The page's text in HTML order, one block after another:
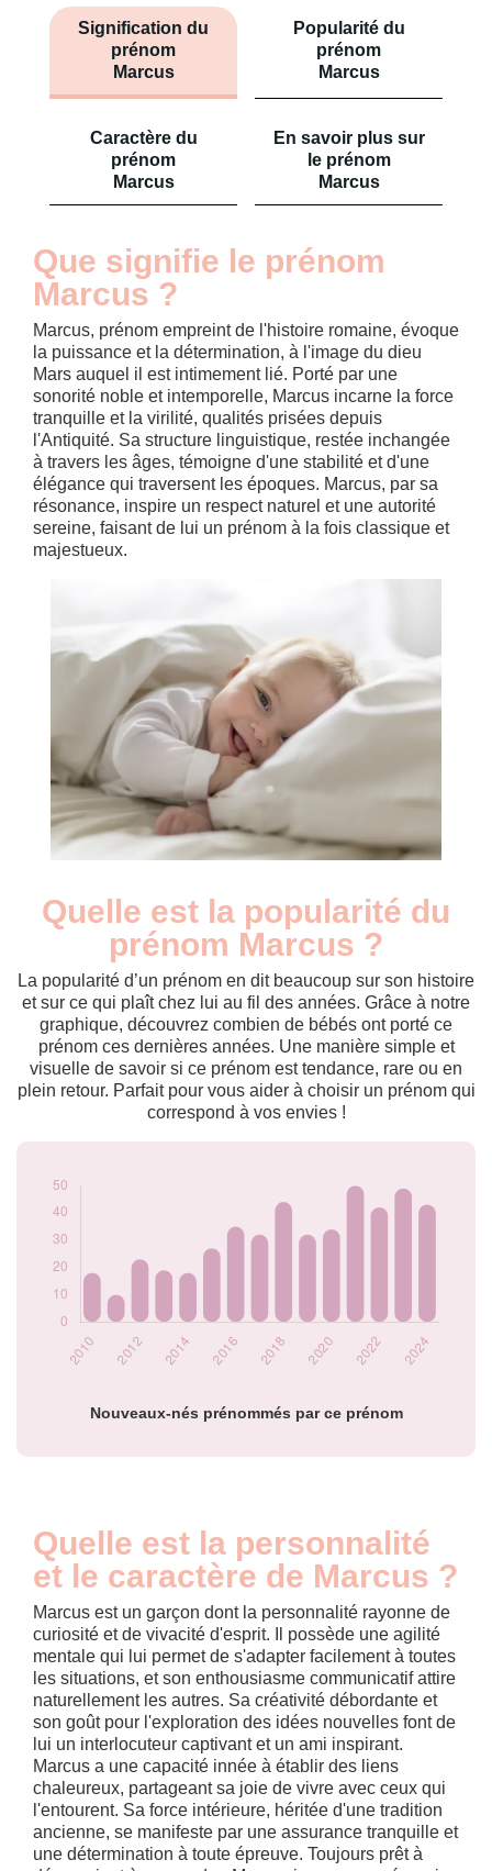
Signification du
prénom
Marcus
Popularité du
prénom
Marcus
Caractère du
prénom
Marcus
En savoir plus sur
le prénom
Marcus
Que signifie le prénom
Marcus ?
Marcus, prénom empreint de l'histoire romaine, évoque
la puissance et la détermination, à l'image du dieu
Mars auquel il est intimement lié. Porté par une
sonorité noble et intemporelle, Marcus incarne la force
tranquille et la virilité, qualités prisées depuis
l'Antiquité. Sa structure linguistique, restée inchangée
à travers les âges, témoigne d'une stabilité et d'une
élégance qui traversent les époques. Marcus, par sa
résonance, inspire un respect naturel et une autorité
sereine, faisant de lui un prénom à la fois classique et
majestueux.
Quelle est la popularité du
prénom Marcus ?
La popularité d’un prénom en dit beaucoup sur son histoire
et sur ce qui plaît chez lui au fil des années. Grâce à notre
graphique, découvrez combien de bébés ont porté ce
prénom ces dernières années. Une manière simple et
visuelle de savoir si ce prénom est tendance, rare ou en
plein retour. Parfait pour vous aider à choisir un prénom qui
correspond à vos envies !
Nouveaux-nés prénommés par ce prénom
Popularité du
Année
Nouveaux-
nés
2010
18
2011
10
2012
23
2013
19
2014
18
2015
27
2019
2020
2021
2022
2023
43
Quelle est la personnalité
et le caractère de Marcus ?
Marcus est un garçon dont la personnalité rayonne de
curiosité et de vivacité d'esprit. Il possède une agilité
mentale qui lui permet de s'adapter facilement à toutes
les situations, et son enthousiasme communicatif attire
naturellement les autres. Sa créativité débordante et
son goût pour l'exploration des idées nouvelles font de
lui un interlocuteur captivant et un ami inspirant.
Marcus a une capacité innée à établir des liens
chaleureux, partageant sa joie de vivre avec ceux qui
l'entourent. Sa force intérieure, héritée d'une tradition
ancienne, se manifeste par une assurance tranquille et
une détermination à toute épreuve. Toujours prêt à